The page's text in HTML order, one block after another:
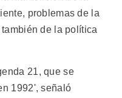
problemas de la
de la política
21, que se
1992', señaló